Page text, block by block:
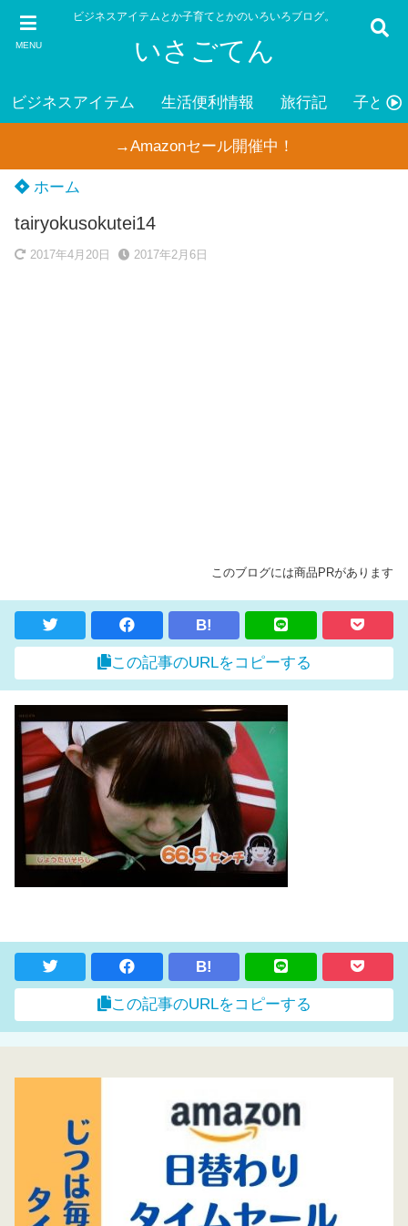
MENU
ビジネスアイテムとか子育てとかのいろいろブログ。
いさごてん
ビジネスアイテム 生活便利情報 旅行記 子ども
→Amazonセール開催中！
ホーム
tairyokusokutei14
2017年4月20日 2017年2月6日
このブログには商品PRがあります
B!
この記事のURLをコピーする
B!
この記事のURLをコピーする